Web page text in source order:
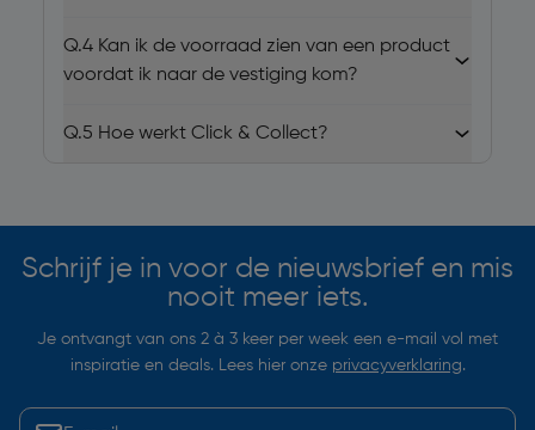
Q.4 Kan ik de voorraad zien van een product
voordat ik naar de vestiging kom?
Q.5 Hoe werkt Click & Collect?
Schrijf je in voor de nieuwsbrief en mis
nooit meer iets.
Je ontvangt van ons 2 à 3 keer per week een e-mail vol met
inspiratie en deals. Lees hier onze privacyverklaring.